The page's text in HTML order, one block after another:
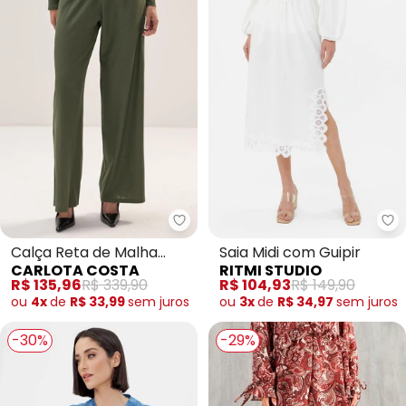
Carlota Costa - Calça Reta de
Calça Reta de Malha
Verde
CARLOTA COSTA
R$ 135,96R$ 339,90
ou 4xde R$ 33,99sem juros
Saia Midi com Guipir
RITMI STUDIO
R$ 104,93R$ 149,90
ou 3xde R$ 34,97 sem juros
-30% -29%